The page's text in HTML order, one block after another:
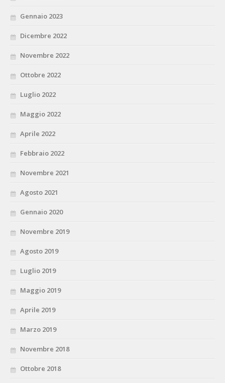
Gennaio 2023
Dicembre 2022
Novembre 2022
Ottobre 2022
Luglio 2022
Maggio 2022
Aprile 2022
Febbraio 2022
Novembre 2021
Agosto 2021
Gennaio 2020
Novembre 2019
Agosto 2019
Luglio 2019
Maggio 2019
Aprile 2019
Marzo 2019
Novembre 2018
Ottobre 2018